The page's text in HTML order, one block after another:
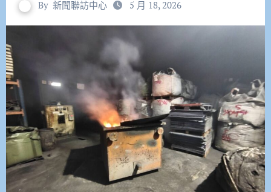
By 新聞聯訪中心 5 月 18, 2026